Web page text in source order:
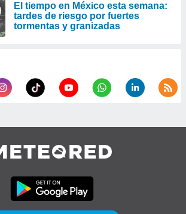
El tiempo en México esta semana:
tardes de riesgo por fuertes
tormentas y granizadas